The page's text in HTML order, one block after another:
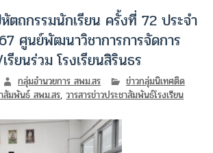
ตถกรรมนักเรียน ครั้งที่ 72 ประจำ
ศูนย์พัฒนาวิชาการการจัดการ
รียนร่วม โรงเรียนสิรินธร
กลุ่มอำนวยการ สพม.สร
ข่าวกลุ่มนิเทศติด
สัมพันธ์ สพม.สร,วารสารข่าวประชาสัมพันธ์โรงเรียน